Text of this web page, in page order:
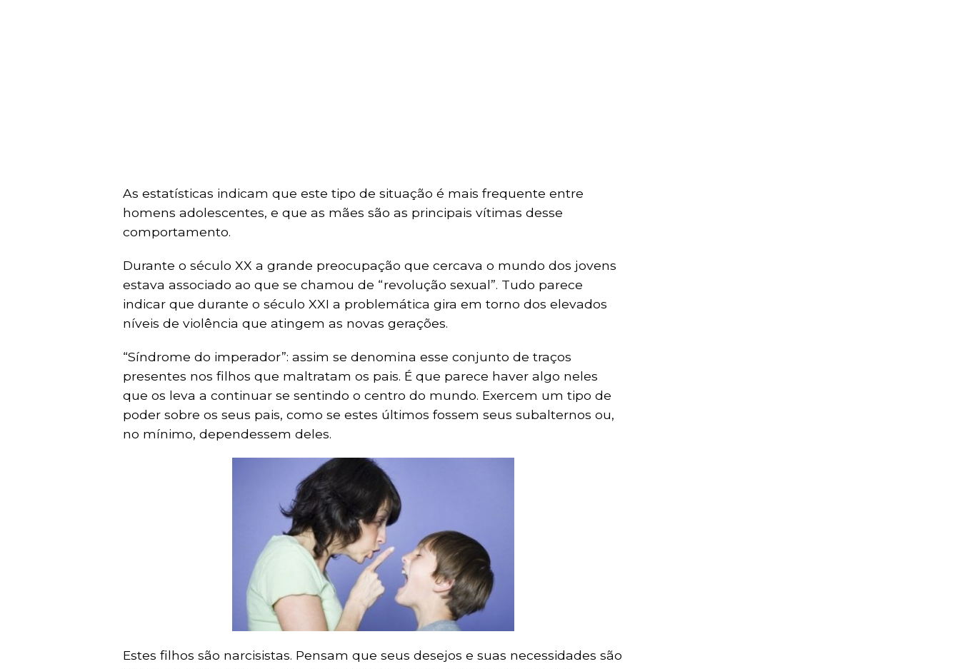
As estatísticas indicam que este tipo de situação é mais frequente entre
homens adolescentes, e que as mães são as principais vítimas desse
comportamento.
Durante o século XX a grande preocupação que cercava o mundo dos jovens
estava associado ao que se chamou de “revolução sexual”. Tudo parece
indicar que durante o século XXI a problemática gira em torno dos elevados
níveis de violência que atingem as novas gerações.
“Síndrome do imperador”: assim se denomina esse conjunto de traços
presentes nos filhos que maltratam os pais. É que parece haver algo neles
que os leva a continuar se sentindo o centro do mundo. Exercem um tipo de
poder sobre os seus pais, como se estes últimos fossem seus subalternos ou,
no mínimo, dependessem deles.
Estes filhos são narcisistas. Pensam que seus desejos e suas necessidades são